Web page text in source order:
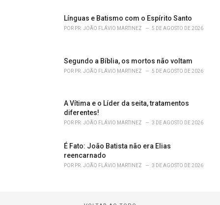
Línguas e Batismo com o Espírito Santo
POR PR. JOÃO FLÁVIO MARTINEZ 5 DE AGOSTO DE 2026
Segundo a Bíblia, os mortos não voltam
POR PR. JOÃO FLÁVIO MARTINEZ 5 DE AGOSTO DE 2026
A Vítima e o Líder da seita, tratamentos
diferentes!
POR PR. JOÃO FLÁVIO MARTINEZ 3 DE AGOSTO DE 2026
É Fato: João Batista não era Elias
reencarnado
POR PR. JOÃO FLÁVIO MARTINEZ 3 DE AGOSTO DE 2026